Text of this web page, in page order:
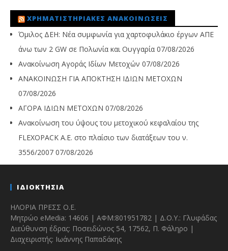
ΧΡΗΜΑΤΙΣΤΗΡΙΑΚΈΣ ΑΝΑΚΟΙΝΏΣΕΙΣ
Όμιλος ΔΕΗ: Νέα συμφωνία για χαρτοφυλάκιο έργων ΑΠΕ
άνω των 2 GW σε Πολωνία και Ουγγαρία 07/08/2026
Ανακοίνωση Αγοράς Ιδίων Μετοχών 07/08/2026
ΑΝΑΚΟΙΝΩΣΗ ΓΙΑ ΑΠΟΚΤΗΣΗ ΙΔΙΩΝ ΜΕΤΟΧΩΝ
07/08/2026
ΑΓΟΡΑ ΙΔΙΩΝ ΜΕΤΟΧΩΝ 07/08/2026
Ανακοίνωση του ύψους του μετοχικού κεφαλαίου της
FLEXOPACK A.E. στο πλαίσιο των διατάξεων του ν.
3556/2007 07/08/2026
ΙΔΙΟΚΤΗΣΙΑ
ΗΛΟΡΙΑ ΠΡΕΣΣ Ο.Ε.
Μητρώο eMedia: 14606 | ΑΦΜ:801951782 | Δ.Ο.Υ.: Γλυφάδας
Διεύθυνση έδρας: Ποσειδώνος 54, 17562, Π. Φάληρο |
Διαχειριστής: Ιωάννης Παπαδάκης